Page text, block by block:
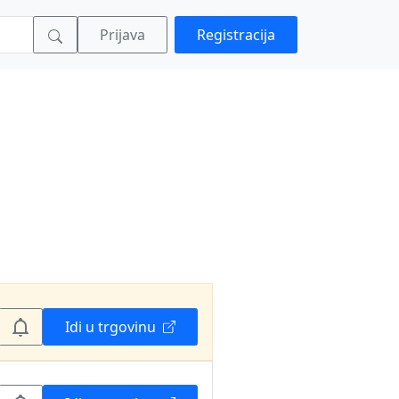
Prijava Registracija
Idi u trgovinu